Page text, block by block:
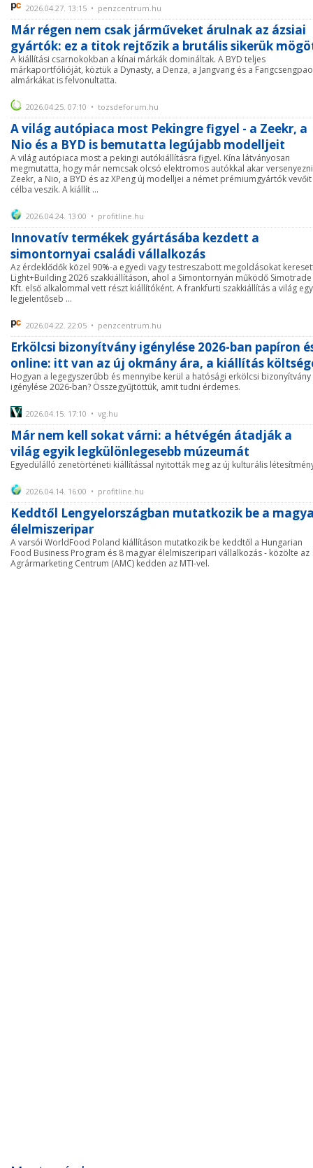
2026.04.27. 13:15 • penzcentrum.hu
Már régen nem csak járműveket árulnak az ázsiai
gyártók: ez a titok rejtőzik a brutális sikerük
A kiállítási csarnokokban a kínai márkák domináltak. A BYD teljes
márkaportfólióját, köztük a Dynasty, a Denza, a Jangvang és a Fangcsengpao
almárkákat is felvonultatta.
2026.04.25. 07:10 • tozsdeforum.hu
A világ autópiaca most Pekingre figyel - a Zeekr, a
Nio és a BYD is bemutatta legújabb modelljeit
A világ autópiaca most a pekingi autókiállításra figyel. Kína látványosan
megmutatta, hogy már nemcsak olcsó elektromos autókkal akar
Zeekr, a Nio, a BYD és az XPeng új modelljei a német prémiumgyártók
célba veszik. A kiállít ...
2026.04.24. 13:00 • profitline.hu
Innovatív termékek gyártásába kezdett a
simontornyai családi vállalkozás
Az érdeklődők közel 90%-a egyedi vagy testreszabott megoldásokat
Light+Building 2026 szakkiállításon, ahol a Simontornyán működő Simotrade
Kft. első alkalommal vett részt kiállítóként. A frankfurti szakkiállítás a világ
legjelentőseb ...
2026.04.22. 22:05 • penzcentrum.hu
Erkölcsi bizonyítvány igénylése 2026-ban papíron
online: itt van az új okmány ára, a kiállítás
Hogyan a legegyszerűbb és mennyibe kerül a hatósági erkölcsi bizonyítvány
igénylése 2026-ban? Összegyűjtöttük, amit tudni érdemes.
2026.04.15. 17:10 • vg.hu
Már nem kell sokat várni: a hétvégén átadják a
világ egyik legkülönlegesebb múzeumát
Egyedülálló zenetörténeti kiállítással nyitották meg az új kulturális
2026.04.14. 16:00 • profitline.hu
Keddtől Lengyelországban mutatkozik be a
élelmiszeripar
A varsói WorldFood Poland kiállításon mutatkozik be keddtől a Hungarian
Food Business Program és 8 magyar élelmiszeripari vállalkozás - közölte az
Agrármarketing Centrum (AMC) kedden az MTI-vel.